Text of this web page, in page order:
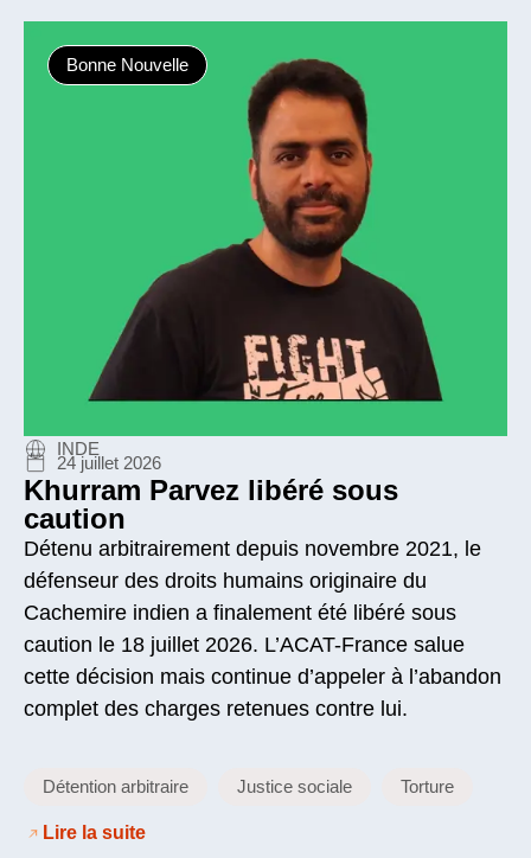
Bonne Nouvelle
INDE
24 juillet 2026
Khurram Parvez libéré sous
caution
Détenu arbitrairement depuis novembre 2021, le
défenseur des droits humains originaire du
Cachemire indien a finalement été libéré sous
caution le 18 juillet 2026. L’ACAT-France salue
cette décision mais continue d’appeler à l’abandon
complet des charges retenues contre lui.
Détention arbitraire Justice sociale Torture
Lire la suite